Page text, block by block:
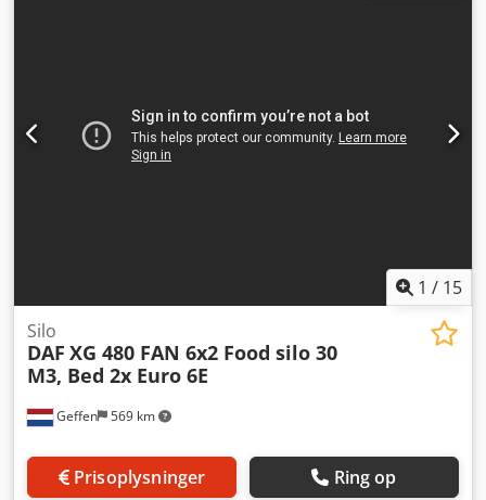
1 / 15
Geffen 569 km
Silo
DAF XG 480 FAN 6x2 Food silo 30
M3, Bed 2x Euro 6E
Prisoplysninger Ring op